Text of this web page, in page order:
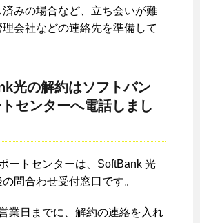
みの場合など、立ち会いが難
理会社などの連絡先を準備して
光の解約はソフトバン
センターへ電話しまし
ートセンターは、SoftBank 光
問合わせ受付窓口です。
業日までに、解約の連絡を入れ